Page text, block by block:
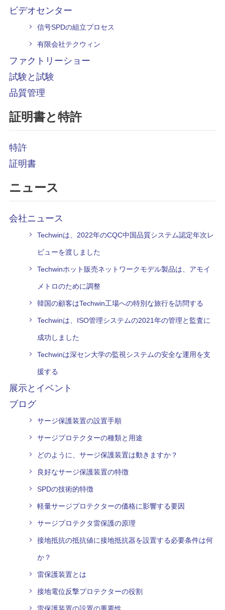
ビデオセンター
信号SPDの組立プロセス
有限会社テクウィン
ファクトリーショー
試験と試験
品質管理
証明書と特許
特許
証明書
ニュース
会社ニュース
Techwinは、2022年のCQC中国品質システム認定年次レ
ビューを渡しました
Techwinホット販売ネットワークモデル製品は、アモイ
メトロのために調整
韓国の顧客はTechwin工場への特別な旅行を訪問する
Techwinは、ISO管理システムの2021年の管理と監査に
成功しました
Techwinは深セン大学の監視システムの安全な運用を支
援する
展示とイベント
ブログ
サージ保護装置の設置手順
サージプロテクターの種類と用途
どのように、サージ保護装置は動きますか？
良好なサージ保護装置の特徴
SPDの技術的特徴
軽量サージプロテクターの価格に影響する要因
サージプロテクタ雷保護の原理
接地抵抗の抵抗値に接地抵抗器を設置する必要条件は何
か？
雷保護装置とは
接地電位反撃プロテクターの役割